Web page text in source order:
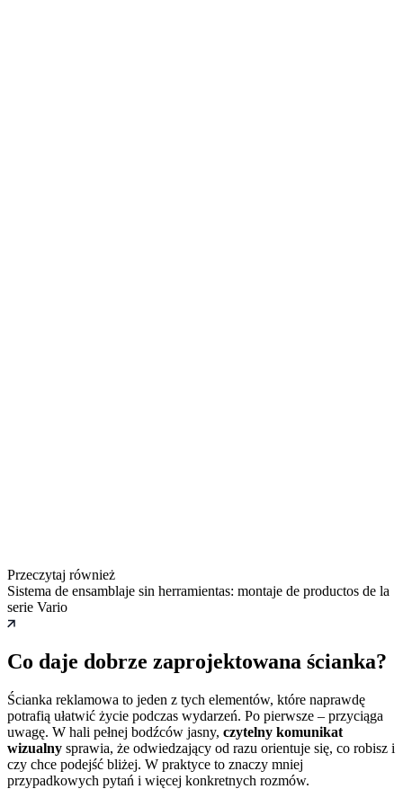
Przeczytaj również
Sistema de ensamblaje sin herramientas: montaje de productos de la
serie Vario
Co daje dobrze zaprojektowana ścianka?
Ścianka reklamowa to jeden z tych elementów, które naprawdę
potrafią ułatwić życie podczas wydarzeń. Po pierwsze – przyciąga
uwagę. W hali pełnej bodźców jasny, czytelny komunikat
wizualny sprawia, że odwiedzający od razu orientuje się, co robisz i
czy chce podejść bliżej. W praktyce to znaczy mniej
przypadkowych pytań i więcej konkretnych rozmów.